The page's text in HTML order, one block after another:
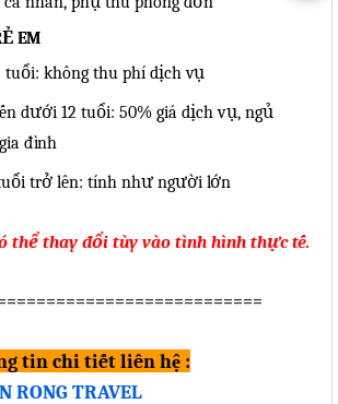
EM
tuổi: không thu phí dịchvụ
dưới 12 tuổi: 50% giá dịch vụ, ngủ
đình
trở lên: tính như người lớn
thể thay đổi tùy vào tình hình thựctế.
tin chi tiết liên hệ :
RONG TRAVEL